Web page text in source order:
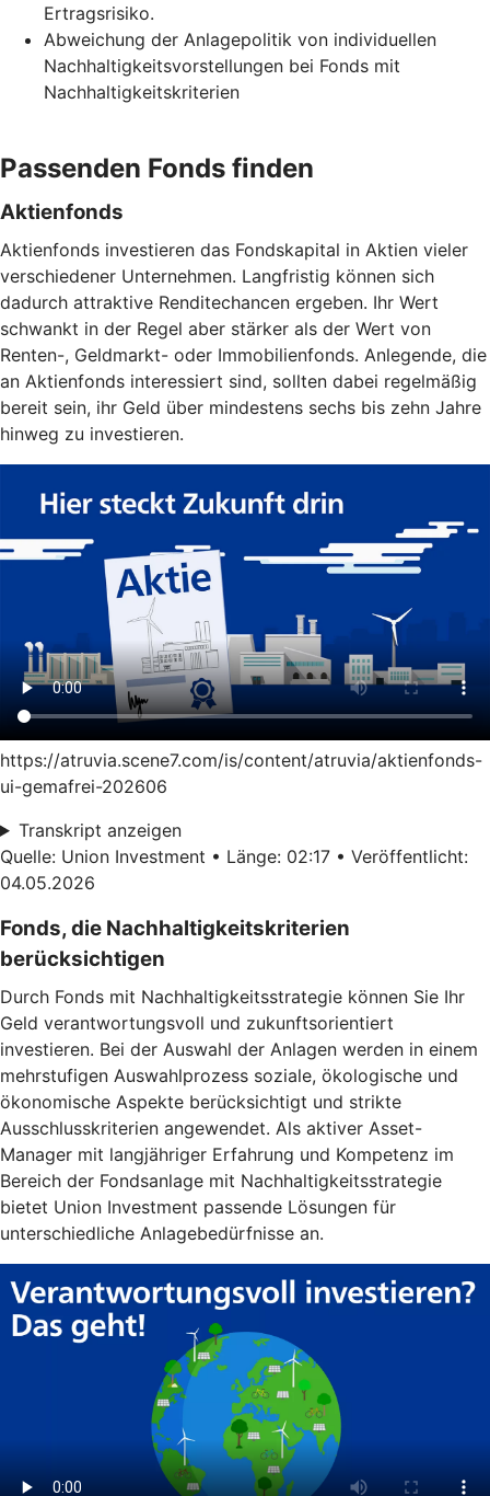
Ertragsrisiko.
Abweichung der Anlagepolitik von individuellen
Nachhaltigkeitsvorstellungen bei Fonds mit
Nachhaltigkeitskriterien
Passenden Fonds finden
Aktienfonds
Aktienfonds investieren das Fondskapital in Aktien vieler
verschiedener Unternehmen. Langfristig können sich
dadurch attraktive Renditechancen ergeben. Ihr Wert
schwankt in der Regel aber stärker als der Wert von
Renten-, Geldmarkt- oder Immobilienfonds. Anlegende, die
an Aktienfonds interessiert sind, sollten dabei regelmäßig
bereit sein, ihr Geld über mindestens sechs bis zehn Jahre
hinweg zu investieren.
https://atruvia.scene7.com/is/content/atruvia/aktienfonds-
ui-gemafrei-202606
Transkript anzeigen
Quelle: Union Investment • Länge: 02:17 • Veröffentlicht:
04.05.2026
Fonds, die Nachhaltigkeitskriterien
berücksichtigen
Durch Fonds mit Nachhaltigkeitsstrategie können Sie Ihr
Geld verantwortungsvoll und zukunftsorientiert
investieren. Bei der Auswahl der Anlagen werden in einem
mehrstufigen Auswahlprozess soziale, ökologische und
ökonomische Aspekte berücksichtigt und strikte
Ausschlusskriterien angewendet. Als aktiver Asset-
Manager mit langjähriger Erfahrung und Kompetenz im
Bereich der Fondsanlage mit Nachhaltigkeitsstrategie
bietet Union Investment passende Lösungen für
unterschiedliche Anlagebedürfnisse an.